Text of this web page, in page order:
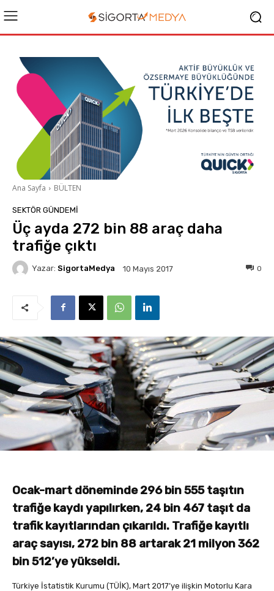
Ana Sayfa BÜLTEN
SEKTÖR GÜNDEMİ
Üç ayda 272 bin 88 araç daha
trafiğe çıktı
Yazar: SigortaMedya 10 Mayıs 2017 0
Ocak-mart döneminde 296 bin 555 taşıtın
trafiğe kaydı yapılırken, 24 bin 467 taşıt da
trafik kayıtlarından çıkarıldı. Trafiğe kayıtlı
araç sayısı, 272 bin 88 artarak 21 milyon 362
bin 512’ye yükseldi.
Türkiye İstatistik Kurumu (TÜİK), Mart 2017’ye ilişkin Motorlu Kara